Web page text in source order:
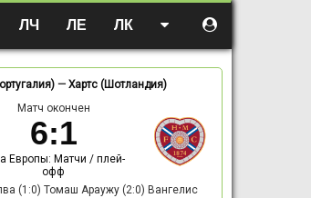
ЛЧ ЛЕ ЛК
—Хартс (Шотландия)
Матч окончен
6:1
Европы: Матчи / плей-
офф
(1:0) Томаш Араужу (2:0) Вангелис